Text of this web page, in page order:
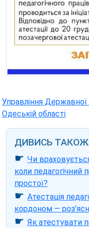
Управління Державної
Одеській області
ДИВИСЬ
☛ Чи
коли педагогічний
простої?
☛ Атестація
кордоном —
☛ Як атестувати